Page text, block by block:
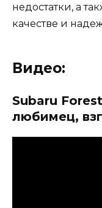
недостатки, а
качестве и
Видео:
Subaru
любимец,